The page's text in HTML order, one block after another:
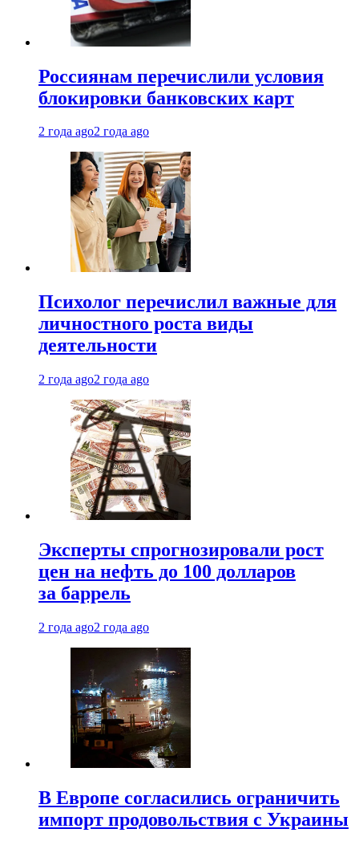
Россиянам перечислили условия
блокировки банковских карт
2 года ago2 года ago
Психолог перечислил важные для
личностного роста виды
деятельности
2 года ago2 года ago
Эксперты спрогнозировали рост
цен на нефть до 100 долларов
за баррель
2 года ago2 года ago
В Европе согласились ограничить
импорт продовольствия с Украины